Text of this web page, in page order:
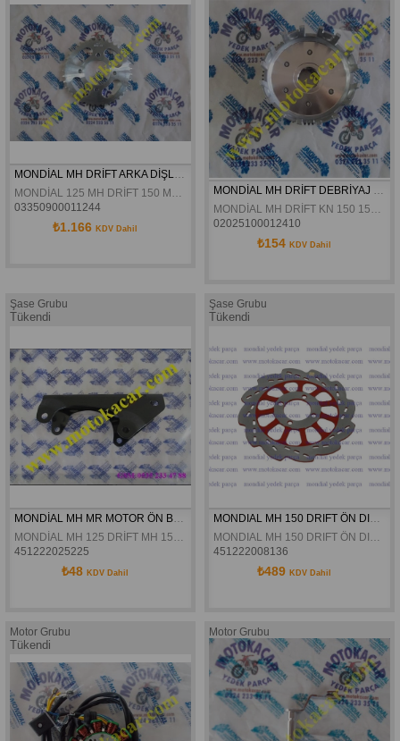
MONDİAL MH DRİFT ARKA DİŞLİ ORJİNAL
MONDİAL 125 MH DRİFT 150 MR VULTURE 150 MC ROADRACER MC-X 150 ROADRACER 125 MC ROADRACER 150 MH DRİFT MH-MİNÖR ARKA DİŞLİ ORJİNAL
03350900011244
₺1.166 KDV Dahil
MONDİAL MH DRİFT DEBRİYAJ DİŞLİSİ ORJİNAL
MONDİAL MH DRİFT KN 150 150MR 150MC MC-X MG-K 125MC 150KT 135UAG MG-SB50 150MH MH-MNR DEBRİYAJ DİŞLİSİ ORJİNAL
02025100012410
₺154 KDV Dahil
Şase Grubu
Tükendi
MONDİAL MH MR MOTOR ÖN BAĞLANTI BRAKETİ ORJİNAL
MONDİAL MH 125 DRİFT MH 150 DRİFT MH MİNÖR MR 150 VULTURE MOTOR ÖN BAĞLANTI BRAKETİ ORJİNAL
451222025225
₺48 KDV Dahil
Şase Grubu
Tükendi
MONDIAL MH 150 DRIFT ÖN DISK KIRMIZI ORJINAL
MONDIAL MH 150 DRIFT ÖN DISK KIRMIZI ORJINAL
451222008136
₺489 KDV Dahil
Motor Grubu
Tükendi
Motor Grubu